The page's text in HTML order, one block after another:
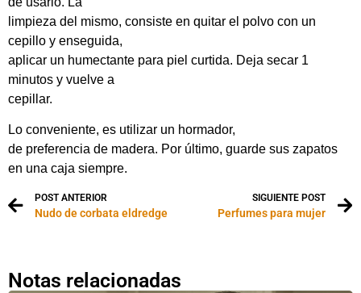
limpieza del mismo, consiste en quitar el polvo con un
cepillo y enseguida,
aplicar un humectante para piel curtida. Deja secar 1
minutos y vuelve a
cepillar.
Lo conveniente, es utilizar un hormador,
de preferencia de madera. Por último, guarde sus zapatos
en una caja siempre.
POST ANTERIOR
Nudo de corbata eldredge
SIGUIENTE POST
Perfumes para mujer
Notas relacionadas